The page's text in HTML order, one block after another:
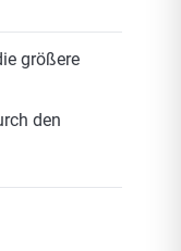
größere
den